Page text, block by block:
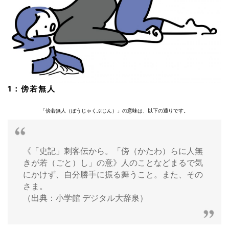
1：傍若無人
「傍若無人（ぼうじゃくぶじん）」の意味は、以下の通りです。
《「史記」刺客伝から。「傍（かたわ）らに人無
きが若（ごと）し」の意》人のことなどまるで気
にかけず、自分勝手に振る舞うこと。また、その
さま。
（出典：小学館 デジタル大辞泉）